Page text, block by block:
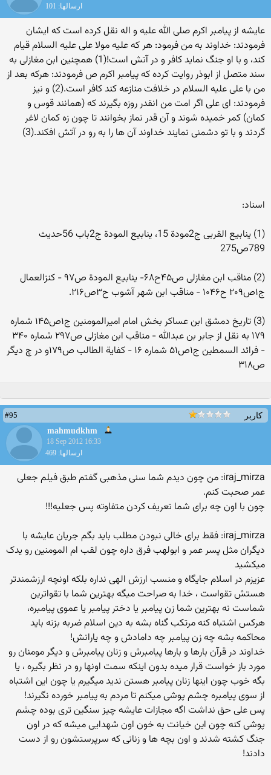
ارسالها: 101
عایشه از پیامبر اکرم صلی الله علیه و اله نقل کرده است که ایشان
فرمودند: خداوند به من فرمود: هر که علیه مولا علی علیه السلام قیام
کند، و با او جنگ نماید کافر و در آتش است!(1) همچنین ابن مغازلی به
سند متصل از ابوذر روایت کرده که پیامبر اکرم ص فرمودند: هرکه بعد از
من با علی علیه السلام در خلافت منازعه کند کافر است.(2) و نیز
فرمودند: ای علی اگر امت من انقدر روزه بگیرند که (همانند قوس و
کمان) کمر خمیده شوند و آن قدر نماز بخوانند تا چون زه کمان لاغر
گردند و با تو دشمنی نمایند خداوند آن ها را به رو در آتش افکند.(3)
اسناد:
(1) ینابیع القربی ج2مودة 15، ینابیع المودة ج2باب 56حدیث
789ص275
(2) مناقب ابن مغازلی ص۴۵ح۶۸- ینابیع المودة ص۹۷ - کنزالعمال
ج۱ص۲۰۹ ح۱۰۴۶ - مناقب ابن شهر آشوب ح۳ص۲۱۶.
(3) تاریخ دمشق ابن عساکر بخش امام امیرالمومنین ج۱ص۱۴۵ شماره
۱۷۹ به نقل از جابر بن عبدالله - مناقب ابن مغازلی ص۲۹۷ شماره ۳۴۰
- فرائد السمطین ج۱ص۵۱ شماره ۱۶ - کفایة الطالب ص۱۷۹و در چ دیگر
ص۳۱۸
کاربر
#95
mahmudkhm
18 Sep 2012 16:33
ارسالها: 469
iraj_mirza: من چون دیدم شما سنی مذهبی گفتم طبق فیلم جعلی
عمر صحبت کنم.
چون با اون چه برای شما تعریف کردن متفاوته پس جعلیه!!!
iraj_mirza: فقط برای خالی نبودن مطلب باید بگم جریان عایشه با
دیگران مثل پسر عمر و ابولهب فرق داره چون لقب ام المومنین رو یدک
میکشید
عزیزم در اسلام جایگاه و منسب ارزش الهی نداره بلکه اونچه ارزشمندتر
هستش تقواست ، خدا به صراحت میگه بهترین شما با تقواترین
شماست نه بهترین شما زن پیامبر یا دختر پیامبر یا عموی پیامبره،
هرکس اشتباه کنه مرتکب گناه بشه به دین اسلام ضربه بزنه باید
محاکمه بشه چه زن پیامبر چه دامادش و چه یارانش!
خداوند در قرآن بارها و بارها پیامبرش و زنان پیامبرش و دیگر مومنان رو
مورد باز خواست قرار میده بدون اینکه سمت اونها رو در نظر بگیره ، یا
بگه خوب چون اینها زنان پیامبر هستن ندید میگیرم یا چون این اشتباه
از سوی پیامبره چشم پوشی میکنم تا مردم به پیامبر خورده نگیرند!
پس علی حق نداشت اگه مجازات عایشه چیز سنگین تری بوده چشم
پوشی کنه چون این خیانت به خون اون شهدایی میشه که در اون
جنگ کشته شدند و اون بچه ها و زنانی که سرپرستشون رو از دست
دادند!